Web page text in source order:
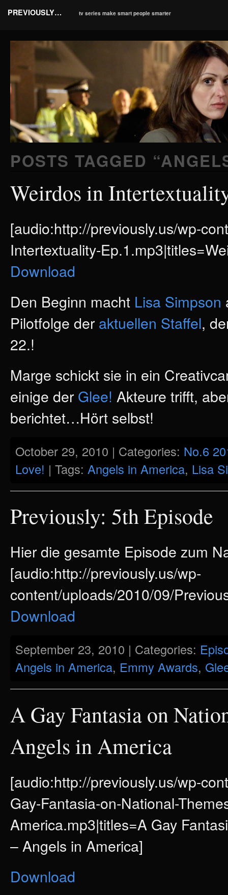
PREVIOUSLY… tv series make smart people smarter
POSTS TAGGED “
Weirdos in
[audio:http://previously.us/wp-
Intertextuality-
Download
Den Beginn macht Lisa Simpson
Pilotfolge deraktuellen Staffel,
22.!
Marge schickt sie in ein
einige derGlee! Akteure trifft,
berichtet…Hört selbst!
October 29, 2010 | Categories: No.6
Love! | Tags: Angels in America, Lisa
Previously: 5th Episode
Hier die gesamte Episode zum
[audio:http://previously.us/wp-
content/uploads/2010/09/
Download
September 23, 2010 | Categories:
Angels in America, Emmy Awards,
A Gay Fantasia on
Angels in America
[audio:http://previously.us/wp-
Gay-Fantasia-on-National-
America.mp3|titles=A Gay
– Angels in America]
Download